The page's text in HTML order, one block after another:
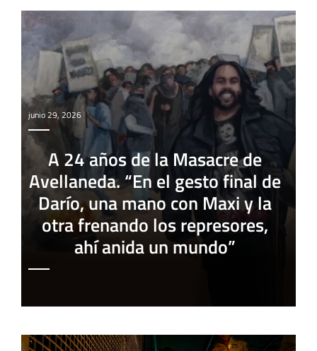
junio 29, 2026
A 24 años de la Masacre de
Avellaneda. “En el gesto final de
Darío, una mano con Maxi y la
otra frenando los represores,
ahí anida un mundo”